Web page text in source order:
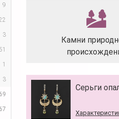
9
3
51
1
3
67
Камни
Серьги